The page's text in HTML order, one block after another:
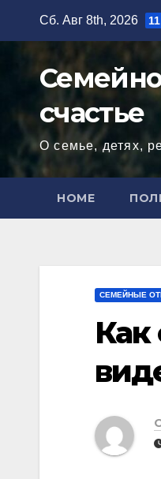
содержимому
Сб. Авг 8th, 2026
счастье
О семье, детях,
HOME
СЕМЕЙНЫЕ
Как